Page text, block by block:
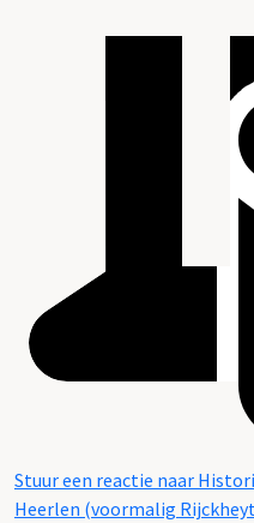
Stuur een reactie naar
Heerlen (voormalig